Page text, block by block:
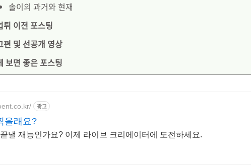
솔이의 과거와 현재
튀 이전 포스팅
편 및 선공개 영상
보면 좋은 포스팅
광고
을래요?
낼 재능인가요? 이제 라이브 크리에이터에 도전하세요.